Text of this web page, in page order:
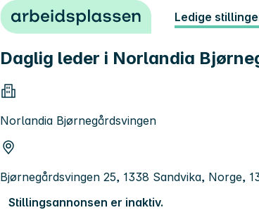
Hopp til innhold Ledige
Daglig leder i Norlandia
Norlandia Bjørnegårdsvingen
Bjørnegårdsvingen 25, 1338 Sandvika, Norge,
Stillingsannonsen er inaktiv.